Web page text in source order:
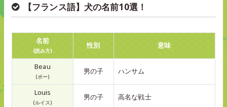
【フランス語】犬の名前10選！
名前
(読み方)
性別 意味
Beau
(ボー)
男の子 ハンサム
Louis
(ルイス)
男の子 高名な戦士